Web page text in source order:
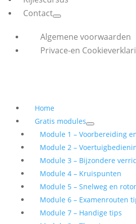
Contact
Algemene voorwaarden
Privace-en
Home
Gratis modules
Module 1 – Voorbereiding
Module 2 –
Module 3 – Bijzondere
Module 4 – Kruispunten
Module 5 – Snelweg en
Module 6 – Examenrouten
Module 7 – Handige tips